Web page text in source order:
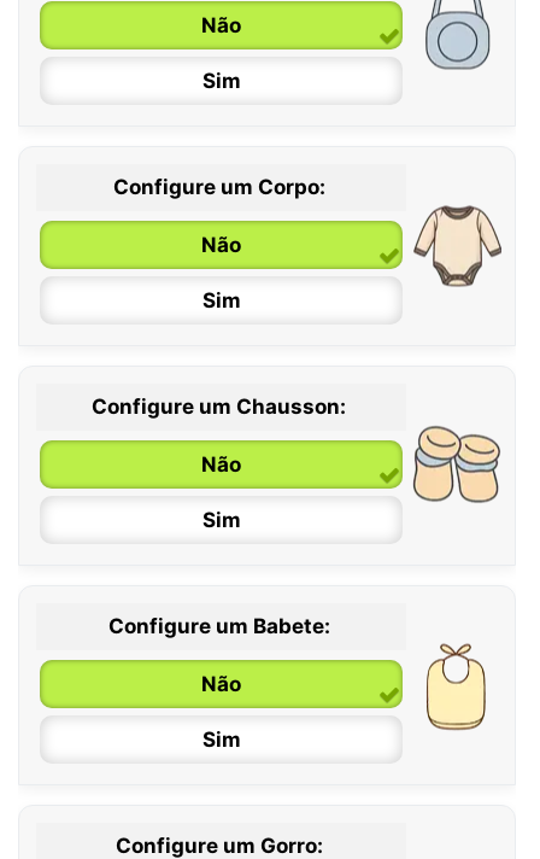
Não
Sim
Configure um Corpo:
Não
Sim
0 / 6 meses
6 / 12 meses
12 / 18 meses
Configure um Chausson:
Não
Sim
Configure um Babete:
Não
Sim
Configure um Gorro: